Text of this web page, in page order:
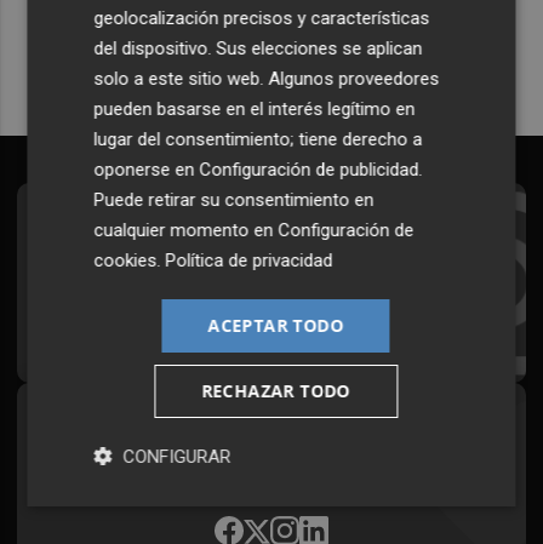
Quiero suscribirme
Suscríbete al Boletín
Todos los días a primera hora en tu email
¡Quiero suscribirme!
Plaza Podcast, desde cualquier medio
geolocalización precisos y características
del dispositivo. Sus elecciones se aplican
solo a este sitio web. Algunos proveedores
pueden basarse en el interés legítimo en
lugar del consentimiento; tiene derecho a
oponerse enConfiguración de publicidad
Puede retirar su consentimiento en
cualquier momento enConfiguración de
cookies .Política de privacidad
ACEPTAR TODO
RECHAZAR TODO
CONFIGURAR